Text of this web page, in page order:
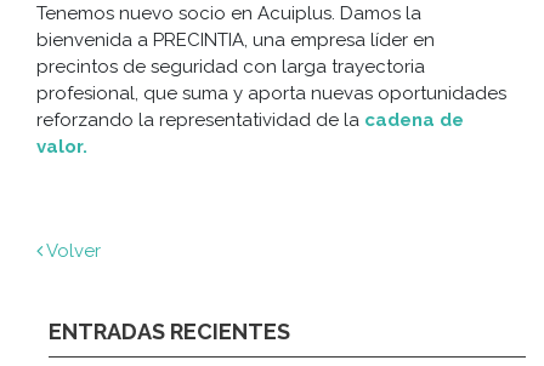
Tenemos nuevo socio en Acuiplus. Damos la
bienvenida a PRECINTIA, una empresa líder en
precintos de seguridad con larga trayectoria
profesional, que suma y aporta nuevas oportunidades
reforzando la representatividad de la cadena de
valor.
Volver
ENTRADAS RECIENTES